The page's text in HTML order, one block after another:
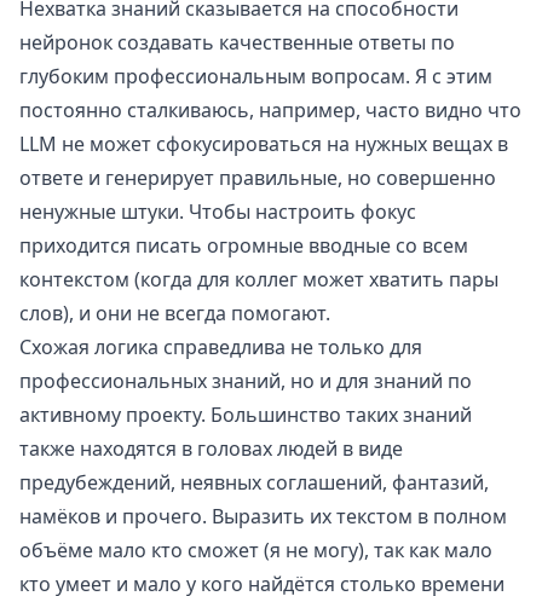
Нехватка знаний сказывается на способности
нейронок создавать качественные ответы по
глубоким профессиональным вопросам. Я с этим
постоянно сталкиваюсь, например, часто видно что
LLM не может сфокусироваться на нужных вещах в
ответе и генерирует правильные, но совершенно
ненужные штуки. Чтобы настроить фокус
приходится писать огромные вводные со всем
контекстом (когда для коллег может хватить пары
слов), и они не всегда помогают.
Схожая логика справедлива не только для
профессиональных знаний, но и для знаний по
активному проекту. Большинство таких знаний
также находятся в головах людей в виде
предубеждений, неявных соглашений, фантазий,
намёков и прочего. Выразить их текстом в полном
объёме мало кто сможет (я не могу), так как мало
кто умеет и мало у кого найдётся столько времени